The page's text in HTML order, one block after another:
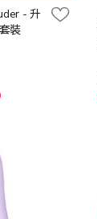
- 升
裝